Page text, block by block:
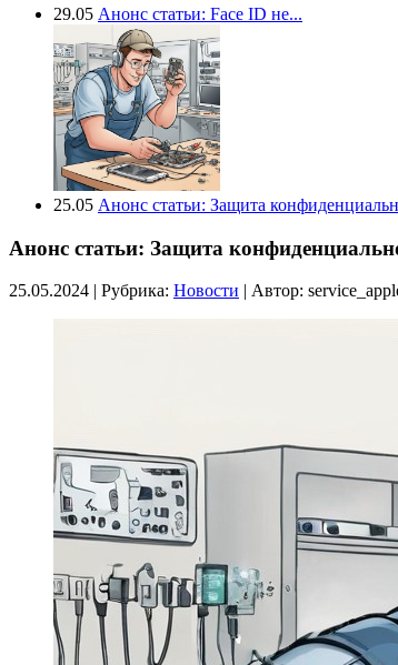
29.05 Анонс статьи: Face ID не...
25.05 Анонс статьи: Защита
Анонс статьи: Защита
25.05.2024 | Рубрика: Новости | Автор: